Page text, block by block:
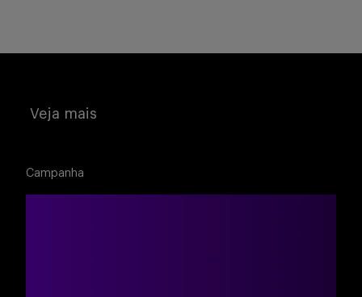
Veja mais
Campanha